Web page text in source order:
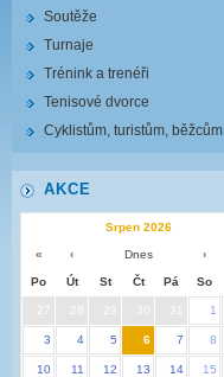
Soutěže
Turnaje
Trénink a trenéři
Tenisové dvorce
Cyklistům, turistům, běžcům
AKCE
Srpen 2026
« ‹ Dnes ›
Po Út St Čt Pá So
27 29 30 31 1
3 4 5 6 7 8
10 11 12 13 14 15